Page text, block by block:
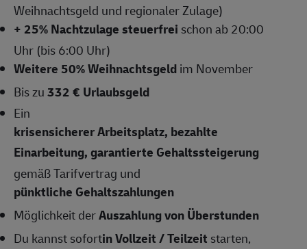
Weihnachtsgeld und regionaler Zulage)
+ 25% Nachtzulage steuerfrei schon ab 20:00
Uhr (bis 6:00 Uhr)
Weitere 50% Weihnachtsgeldim November
Bis zu332 € Urlaubsgeld
Ein
krisensicherer Arbeitsplatz, bezahlte
Einarbeitung, garantierte Gehaltssteigerung
gemäß Tarifvertrag und
pünktliche Gehaltszahlungen
Möglichkeit derAuszahlung von Überstunden
Du kannst sofortin Vollzeit / Teilzeit starten,